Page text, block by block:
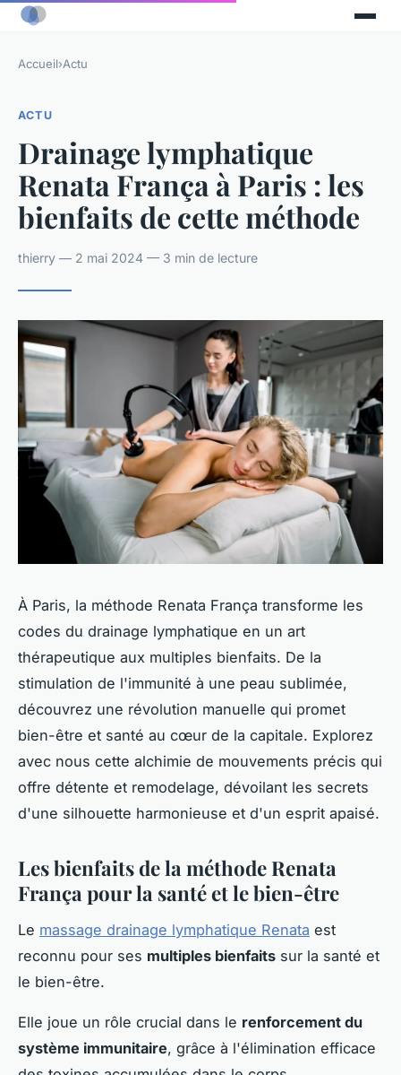
Accueil›Actu
ACTU
Drainage lymphatique
Renata França à Paris : les
bienfaits de cette méthode
thierry — 2 mai 2024 — 3 min de lecture
À Paris, la méthode Renata França transforme les
codes du drainage lymphatique en un art
thérapeutique aux multiples bienfaits. De la
stimulation de l'immunité à une peau sublimée,
découvrez une révolution manuelle qui promet
bien-être et santé au cœur de la capitale. Explorez
avec nous cette alchimie de mouvements précis qui
offre détente et remodelage, dévoilant les secrets
d'une silhouette harmonieuse et d'un esprit apaisé.
Les bienfaits de la méthode Renata
França pour la santé et le bien-être
Le massage drainage lymphatique Renata est
reconnu pour ses multiples bienfaits sur la santé et
le bien-être.
Elle joue un rôle crucial dans le renforcement du
système immunitaire, grâce à l'élimination efficace